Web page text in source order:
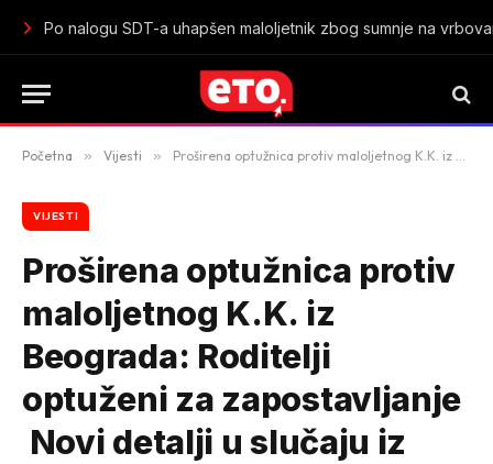
Početna » Vijesti » Proširena optužnica protiv maloljetnog K.K. iz Beograda: Roditelji optuženi za zapostavljanje Novi detalji u slučaju iz osnovne škole Ribnikar otkrivaju zabrinjavajuće okolnosti i odgovornost roditelja za ponašanje maloljetnika
VIJESTI
Proširena optužnica protiv
maloljetnog K.K. iz
Beograda: Roditelji
optuženi za zapostavljanje
Novi detalji u slučaju iz